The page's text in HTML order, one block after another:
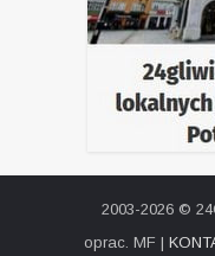
2003-2026 ©
oprac. MF |